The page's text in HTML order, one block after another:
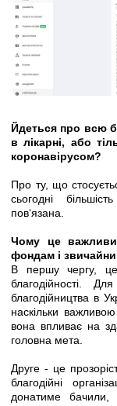
Йдеться про всю
в лікарні, або
коронавірусом?
Про ту, що
сьогодні
пов‘язана.
Чому це
фондам і
В першу чергу, це
благодійності.
благодійництва в
наскільки
вона впливає на
головна мета.
Друге - це
благодійні
донатиме бачили,